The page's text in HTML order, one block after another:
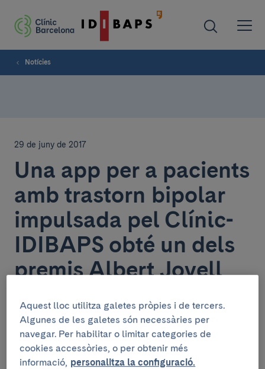
Notícies
29 de juny de 2017
Una app per a pacients
amb trastorn bipolar
impulsada pel Clínic-
IDIBAPS obté un dels
premis Albert Jovell
de juny la III edició del Fòrum Premis Albert Jovell.
Aquesta iniciativa té com a objectiu reconèixer
públicament els projectes que més han destacat en
millorar els resultats en salut dels pacients i que
millor han sabut transmetre els valors d'afectivitat,
Aquest lloc utilitza galetes pròpies i de tercers.
Algunes de les galetes són necessàries per
navegar. Per habilitar o limitar categories de
cookies accessòries, o per obtenir més
informació, personalitza la configuració.